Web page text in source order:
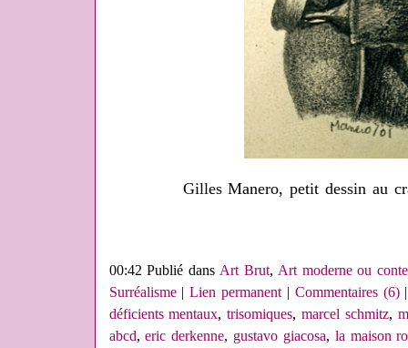
Gilles Manero, petit dessin au
00:42 Publié dansArt Brut, Art moderne ou
Surréalisme|Lien permanent| Commentaires (6)|
déficients mentaux,trisomiques,marcel schmitz,
abcd,eric derkenne, gustavo giacosa, la maison